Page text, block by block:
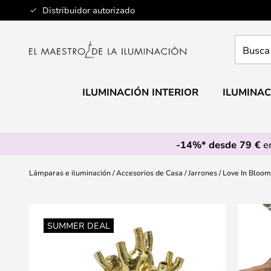
Distribuidor autorizado
Ir
al
aquí
ILUMINACIÓN INTERIOR
-14%* desde 79 €
Lámparas e iluminación Accesorios de Casa Jarrones Love In
SUMMER DEAL